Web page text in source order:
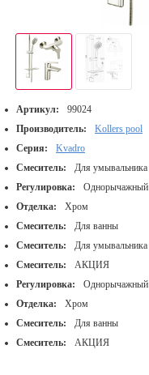
Артикул:
99024
Производитель:
Kollers pool
Серия:
Kvadro
Смеситель:
Для умывальника
Регулировка:
Однорычажный
Отделка:
Хром
Смеситель:
Для ванны
Смеситель:
Для умывальника
Смеситель:
АКЦИЯ
Регулировка:
Однорычажный
Отделка:
Хром
Смеситель:
Для ванны
Смеситель:
АКЦИЯ